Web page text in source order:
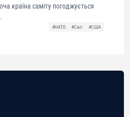
країна саміту погоджується
#НАТО #Світ
#США